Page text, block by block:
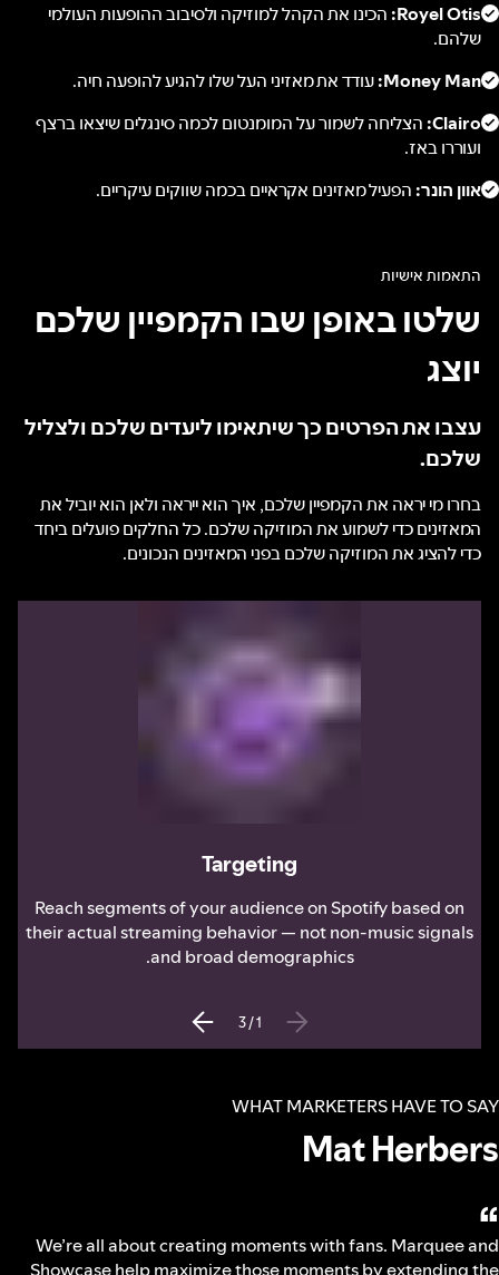
Royel Otis: הכינו את הקהל למוזיקה ולסיבוב ההופעות העולמי
שלהם.
Money Man: עודד את מאזיני העל שלו להגיע להופעה חיה.
Clairo: הצליחה לשמור על המומנטום לכמה סינגלים שיצאו ברצף
ועוררו באז.
אוון הונר:הפעיל מאזינים אקראיים בכמה שווקים עיקריים.
התאמות אישיות
שלטו באופן שבו הקמפיין שלכם
יוצג
עצבו את הפרטים כך שיתאימו ליעדים שלכם ולצליל
שלכם.
בחרו מי יראה את הקמפיין שלכם, איך הוא ייראה ולאן הוא יוביל את
המאזינים כדי לשמוע את המוזיקה שלכם. כל החלקים פועלים ביחד
כדי להציג את המוזיקה שלכם בפני המאזינים הנכונים.
Targeting
Reach segments of your audience on Spotify based on
their actual streaming behavior — not non-music signals
and broad demographics.
1
/
3
WHAT MARKETERS HAVE TO SAY
Mat Herbers
“
We’re all about creating moments with fans. Marquee and
Showcase help maximize those moments by extending the